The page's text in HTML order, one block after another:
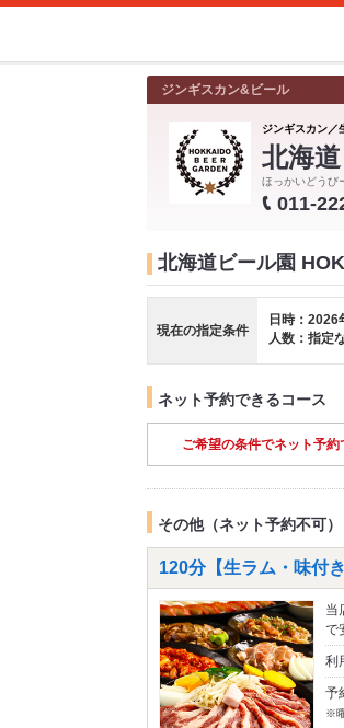
ジンギスカン&ビール
ジンギスカン／
北海
ほっかいどうび
011-
北海道ビール園
現在の指定条件
日時：2026
人数：指定
ネット予約できるコース
ご希望の条件でネット予
その他（ネット予約不可）
120分【生ラム・味付
当
で
利
予
※